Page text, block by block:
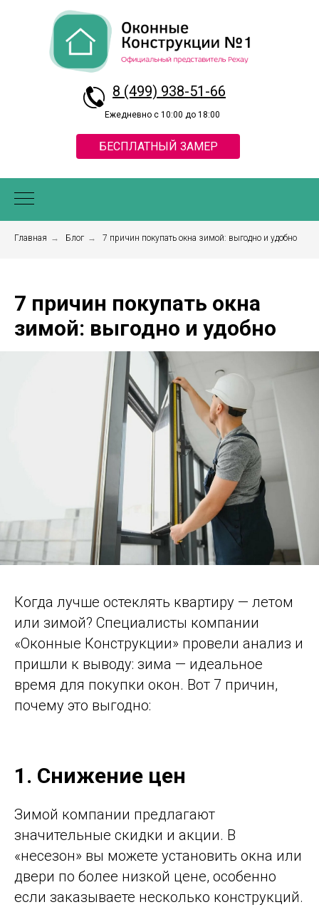
8 (499) 938-51-66
БЕСПЛАТНЫЙ ЗАМЕР
Ежедневно с 10:00 до 18:00
Главная → Блог → 7 причин покупать окна зимой: выгодно и удобно
7 причин покупать окна
зимой: выгодно и удобно
Когда лучше остеклять квартиру — летом
или зимой? Специалисты компании
«Оконные Конструкции» провели анализ и
пришли к выводу: зима — идеальное
время для покупки окон. Вот 7 причин,
почему это выгодно:
1. Снижение цен
Зимой компании предлагают
значительные скидки и акции. В
«несезон» вы можете установить окна или
двери по более низкой цене, особенно
если заказываете несколько конструкций.